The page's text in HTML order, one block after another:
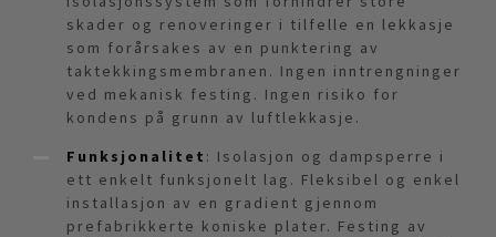
skader og renoveringer i tilfelle en lekkasje
som forårsakes av en punktering av
taktekkingsmembranen. Ingen inntrengninger
ved mekanisk festing. Ingen risiko for
kondens på grunn av luftlekkasje.
Funksjonalitet : Isolasjon og dampsperre i
ett enkelt funksjonelt lag. Fleksibel og enkel
installasjon av en gradient gjennom
prefabrikkerte koniske plater. Festing av